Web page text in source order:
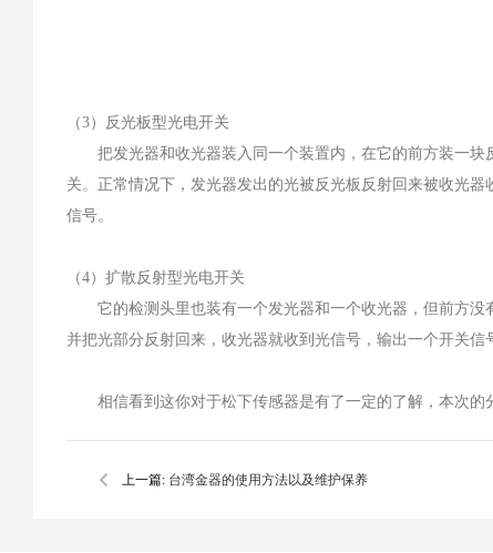
（3）反光板型光电开关
把发光器和收光器装入同一个装置内，在它的前方装一块
关。正常情况下，发光器发出的光被反光板反射回来被收光
信号。
（4）扩散反射型光电开关
它的检测头里也装有一个发光器和一个收光器，但前方没
并把光部分反射回来，收光器就收到光信号，输出一个开关信
相信看到这你对于松下传感器是有了一定的了解，本次的
上一篇: 台湾金器的使用方法以及维护保养